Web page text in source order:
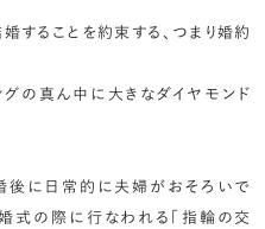
することを約束する、つまり婚約
の真ん中に大きなダイヤモンド
後に日常的に夫婦がおそろいで
式の際に行なわれる「指輪の交